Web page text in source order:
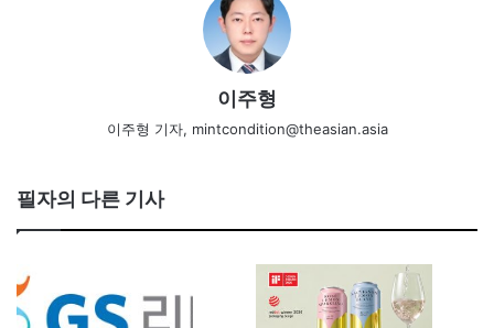
이주형
이주형 기자, mintcondition@theasian.asia
필자의 다른 기사